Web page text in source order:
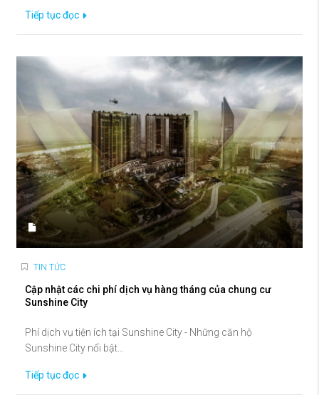
Tiếp tục đọc
TIN TỨC
Cập nhật các chi phí dịch vụ hàng tháng của chung cư
Sunshine City
Phí dịch vụ tiện ích tại Sunshine City - Những căn hộ
Sunshine City nổi bật...
Tiếp tục đọc